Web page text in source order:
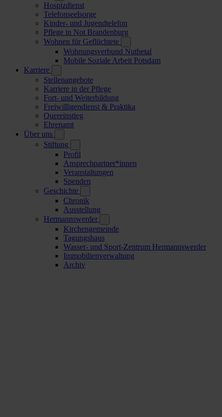
Hospizdienst
Telefonseelsorge
Kinder- und Jugendtelefon
Pflege in Not Brandenburg
Wohnen für Geflüchtete
Wohnungsverbund Nuthetal
Mobile Soziale Arbeit Potsdam
Karriere
Stellenangebote
Karriere in der Pflege
Fort- und Weiterbildung
Freiwilligendienst & Praktika
Quereinstieg
Ehrenamt
Über uns
Stiftung
Profil
Ansprechpartner*innen
Veranstaltungen
Spenden
Geschichte
Chronik
Ausstellung
Hermannswerder
Kirchengemeinde
Tagungshaus
Wasser- und Sport-Zentrum Hermannswerder
Immobilienverwaltung
Archiv